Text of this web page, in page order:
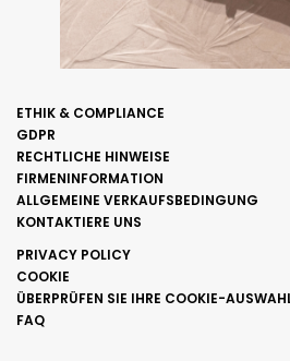
ETHIK & COMPLIANCE
GDPR
RECHTLICHE HINWEISE
FIRMENINFORMATION
ALLGEMEINE VERKAUFSBEDINGUNG
KONTAKTIERE UNS
PRIVACY POLICY
COOKIE
ÜBERPRÜFEN SIE IHRE COOKIE-
FAQ